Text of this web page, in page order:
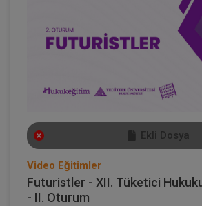
Ekli Dosya
Video Eğitimler
Futuristler - XII. Tüketici
- II. Oturum